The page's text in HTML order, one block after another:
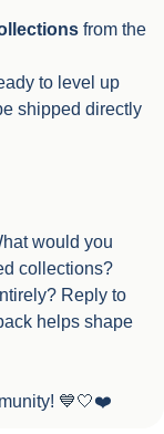
from the
to level up
shipped directly
would you
collections?
Reply to
helps shape
💙🤍❤️